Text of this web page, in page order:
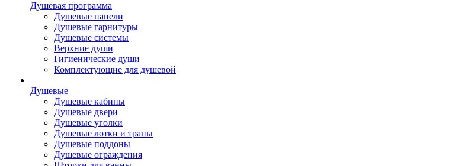
Душевая программа
Душевые панели
Душевые гарнитуры
Душевые системы
Верхние души
Гигиенические души
Комплектующие для душевой
Душевые
Душевые кабины
Душевые двери
Душевые уголки
Душевые лотки и трапы
Душевые поддоны
Душевые ограждения